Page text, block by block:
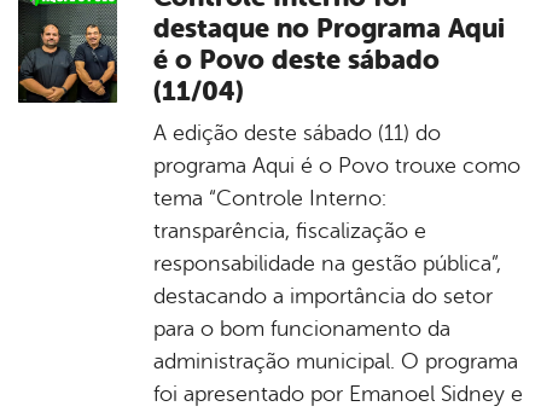
destaque no Programa Aqui
é o Povo deste sábado
(11/04)
A edição deste sábado (11) do
programa Aqui é o Povo trouxe como
tema “Controle Interno:
transparência, fiscalização e
responsabilidade na gestão pública”,
destacando a importância do setor
para o bom funcionamento da
administração municipal. O programa
foi apresentado por Emanoel Sidney e